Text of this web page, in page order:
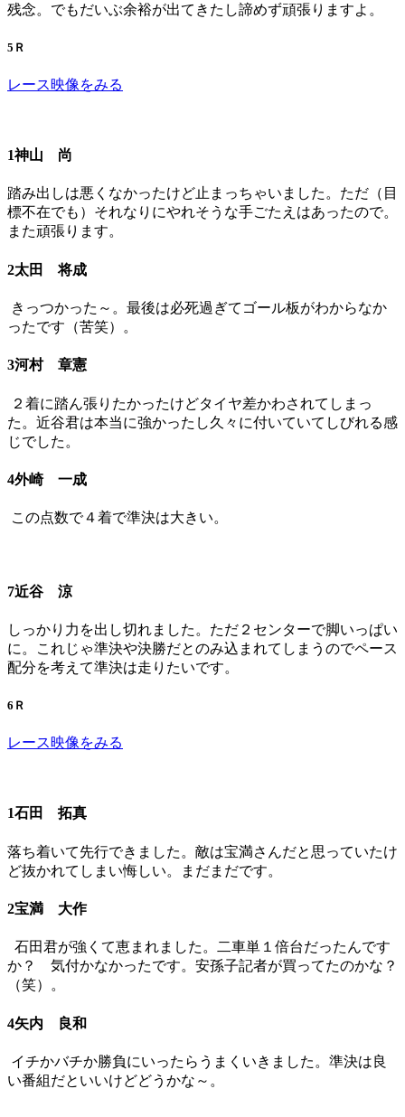
残念。でもだいぶ余裕が出てきたし諦めず頑張りますよ。
5Ｒ
レース映像をみる
1神山 尚
踏み出しは悪くなかったけど止まっちゃいました。ただ（目
標不在でも）それなりにやれそうな手ごたえはあったので。
また頑張ります。
2太田 将成
きっつかった～。最後は必死過ぎてゴール板がわからなか
ったです（苦笑）。
3河村 章憲
２着に踏ん張りたかったけどタイヤ差かわされてしまっ
た。近谷君は本当に強かったし久々に付いていてしびれる感
じでした。
4外崎 一成
この点数で４着で準決は大きい。
7近谷 涼
しっかり力を出し切れました。ただ２センターで脚いっぱい
に。これじゃ準決や決勝だとのみ込まれてしまうのでペース
配分を考えて準決は走りたいです。
6Ｒ
レース映像をみる
1石田 拓真
落ち着いて先行できました。敵は宝満さんだと思っていたけ
ど抜かれてしまい悔しい。まだまだです。
2宝満 大作
石田君が強くて恵まれました。二車単１倍台だったんです
か？ 気付かなかったです。安孫子記者が買ってたのかな？
（笑）。
4矢内 良和
イチかバチか勝負にいったらうまくいきました。準決は良
い番組だといいけどどうかな～。